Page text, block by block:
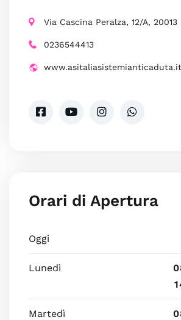
Via Cascina Peralza, 12/A, 20013
0236544413
www.asitaliasistemianticaduta.it
Orari di Apertura
Oggi
Lunedì
Martedì